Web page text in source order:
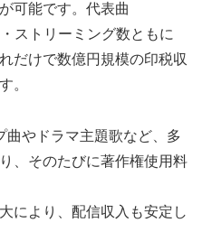
可能です。代表曲
ストリーミング数ともに
だけで数億円規模の印税収
。
曲やドラマ主題歌など、多
、そのたびに著作権使用料
により、配信収入も安定し